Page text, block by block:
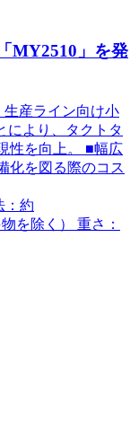
MY2510」を発
産ライン向け小
により、タクトタ
性を向上。 ■幅広
化を図る際のコス
：約
を除く） 重さ：